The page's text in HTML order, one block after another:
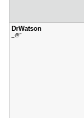
DrWatson
_@''